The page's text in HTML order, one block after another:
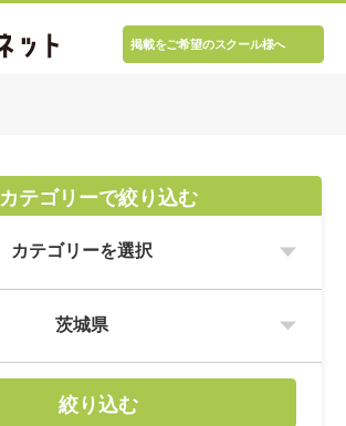
掲載をご希望のスクール様へ
カテゴリーで絞り込む
絞り込む